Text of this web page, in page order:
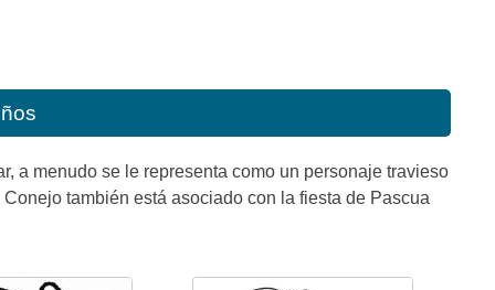
a menudo se le representa como un personaje travieso
también está asociado con la fiesta de Pascua